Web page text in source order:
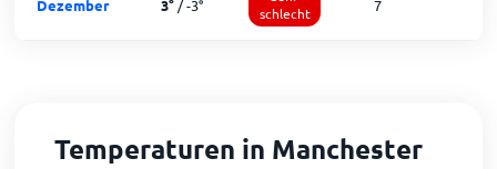
Dezember 3°/-3°
schlecht
7
Temperaturen in Manchester